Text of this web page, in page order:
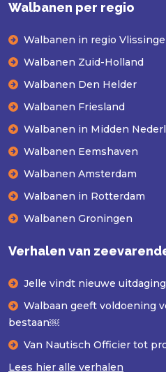
Walbanen per regio
Walbanen in regio
Walbanen Zuid-Holland
Walbanen Den Helder
Walbanen Friesland
Walbanen in Midden
Walbanen Eemshaven
Walbanen Amsterdam
Walbanen in Rotterdam
Walbanen Groningen
Verhalen van
Jelle vindt nieuwe
Walbaan geeft voldoening
bestaan￼
Van Nautisch Officier tot
Lees hier alle verhalen